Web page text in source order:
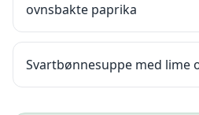
ovnsbakte paprika
Svartbønnesuppe med lime